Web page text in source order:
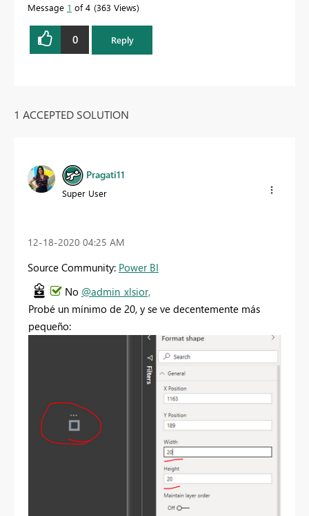
Message 1 of 4 363 Views
0 Reply
1 ACCEPTED SOLUTION
Pragati11
Super User
‎12-18-2020 04:25 AM
Source Community: Power BI
No @admin_xlsior,
Probé un mínimo de 20, y se ve decentemente más
pequeño: